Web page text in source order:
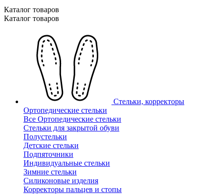
Каталог товаров
Каталог товаров
Стельки, корректоры
Ортопедические стельки
Все Ортопедические стельки
Стельки для закрытой обуви
Полустельки
Детские стельки
Подпяточники
Индивидуальные стельки
Зимние стельки
Силиконовые изделия
Корректоры пальцев и стопы